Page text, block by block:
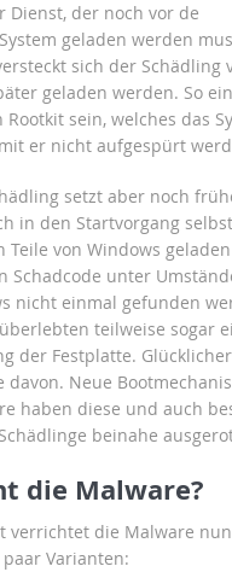
Dienst, der noch vor de
geladen werden
sich der Schädling
geladen werden. So
sein, welches das
er nicht aufgespürt
setzt aber noch
in den Startvorgang
Teile von Windows
Schadcode unter
nicht einmal gefunden
teilweise sogar
der Festplatte.
davon. Neue
haben diese und auch
beinahe
die Malware?
verrichtet die Malware
Varianten: